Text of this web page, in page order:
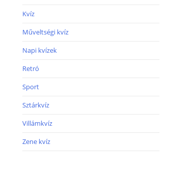
Kvíz
Műveltségi kvíz
Napi kvízek
Retró
Sport
Sztárkvíz
Villámkvíz
Zene kvíz